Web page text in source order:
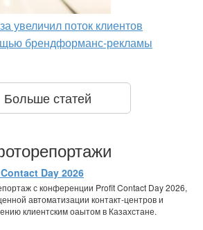
увеличил поток клиентов
брендформанс-рекламы
Больше статей
Day 2026
с конференции Profit Contact Day 2026,
автоматизации контакт-центров и
клиентским оаытом в Казахстане.